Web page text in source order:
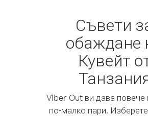
Съвети
обаждане
Кувейт
Viber Out ви дава повече
по-малко пари.